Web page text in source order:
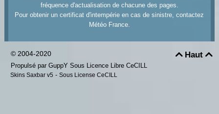
fréquence d'actualisation de chacune des pages.
Pour obtenir un certificat d'intempérie en cas de sinistre, contactez
Météo France.
Haut
© 2004-2020
Propulsé par GuppY Sous Licence Libre CeCILL
Skins Saxbar v5 - Sous License CeCILL